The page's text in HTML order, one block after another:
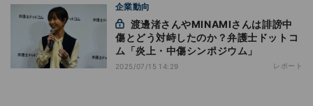
企業動向
傷とどう対峙したのか？弁護士ドットコ
ム「炎上・中傷シンポジウム」
2025/07/15 14:29 レポート